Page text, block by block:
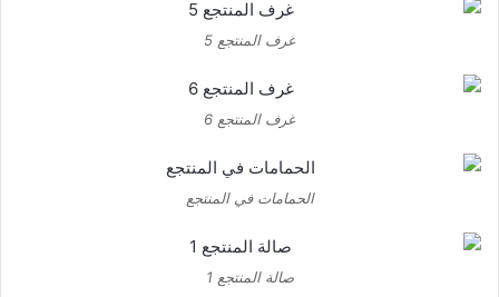
غرف المنتجع 5
غرف المنتجع 6
الحمامات في المنتجع
صالة المنتجع 1